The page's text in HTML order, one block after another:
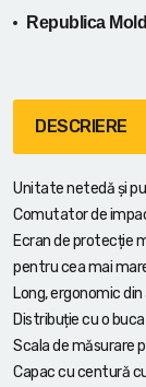
Republica
DESCRIERE
Unitate netedă și
Comutator de
Ecran de protecție
pentru cea mai
Long, ergonomic
Distribuție cu o
Scala de măsurare
Capac cu centură